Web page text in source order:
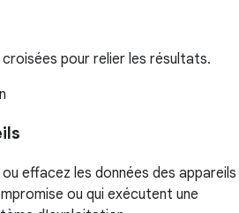
pour relier les résultats.
effacez les données des appareils
ou qui exécutent une